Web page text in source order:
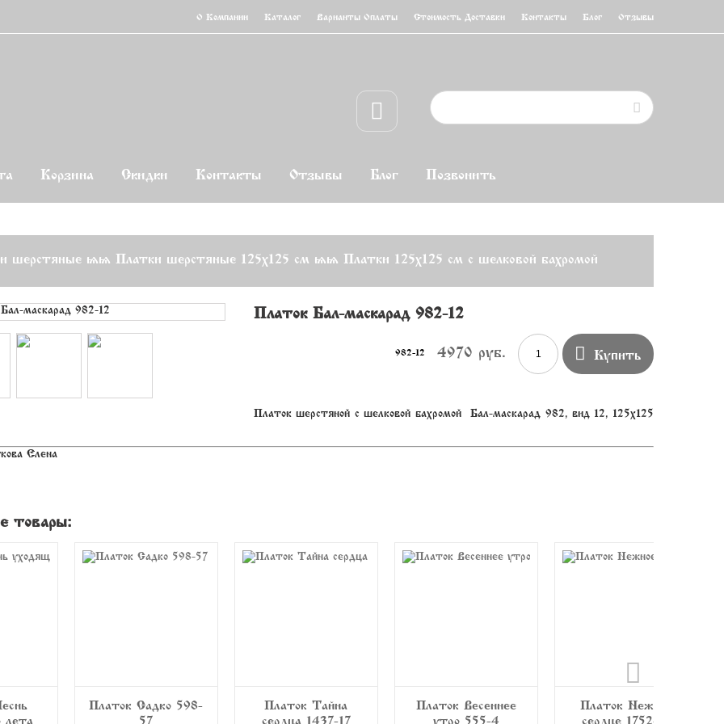
О Компании Каталог Варианты Оплаты Стоимость Доставки Контакты Блог Отзывы
Корзина Скидки Контакты Отзывы Блог Позвонить
шерстяные>> Платки шерстяные 125х125 см >> Платки 125х125 см с шелковой бахромой
Платок «Бал-маскарад» 982-12
982-12 4970 руб.  Купить
Платок шерстяной с шелковой бахромой » Бал-маскарад» 982, вид 12, 125х125
Елена
товары:
598-
Платок «Тайна
Платок «Весеннее
Платок «Нежное
Платок Фаворит